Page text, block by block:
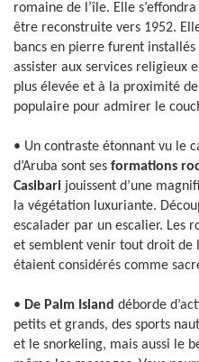
romaine de l’île. Elle
être reconstruite vers 1952.
bancs en pierre furent
assister aux services religieux
plus élevée et à la proximité
populaire pour admirer le
• Un contraste étonnant vu le
d’Aruba sont ses formations
Casibari jouissent d’une
la végétation luxuriante.
escalader par un escalier. Les
et semblent venir tout droit de
étaient considérés comme
• De Palm Island déborde
petits et grands, des sports
et le snorkeling, mais aussi le